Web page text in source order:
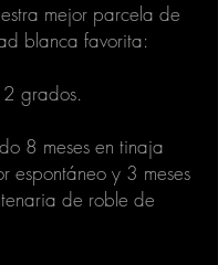
mejor parcela de
blanca favorita:
grados.
8 meses en tinaja
espontáneo y 3 meses
de roble de